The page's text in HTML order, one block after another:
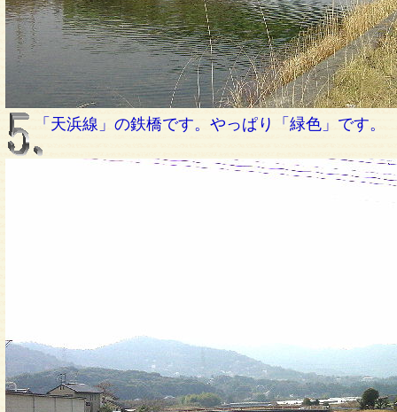
「天浜線」の鉄橋です。やっぱり「緑色」です。